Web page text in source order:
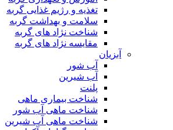
تغذیه و رژیم غذایی گربه
سلامت و بهداشت گربه
شناخت نژاد های گربه
مقایسه نژاد های گربه
آبزیان
آب شور
آب شیرین
پلنت
شناخت بیماری ماهی
شناخت ماهی آب شور
شناخت ماهی آب شیرین